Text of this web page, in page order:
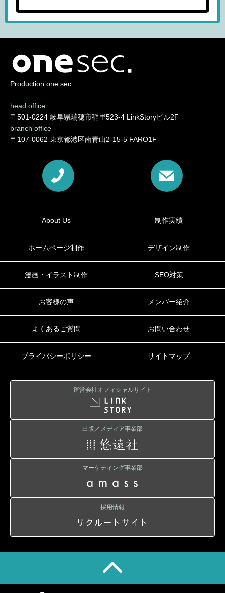
Production one sec.
head office
〒501-0224 岐阜県瑞穂市稲里523-4 LinkStoryビル2F
branch office
〒107-0062 東京都港区南青山2-15-5 FARO1F
About Us 制作実績
ホームページ制作 デザイン制作
漫画・イラスト制作 SEO対策
お客様の声 メンバー紹介
よくあるご質問 お問い合わせ
プライバシーポリシー サイトマップ
運営会社オフィシャルサイト
出版／メディア事業部
マーケティング事業部
採用情報